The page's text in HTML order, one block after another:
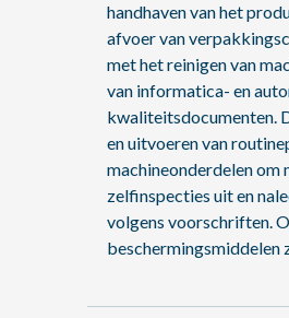
handhaven van het
afvoer van
met het reinigen van
van informatica- en
kwaliteitsdocumenten.
en uitvoeren van
machineonderdelen om
zelfinspecties uit en
volgens voorschriften.
beschermingsmiddelen